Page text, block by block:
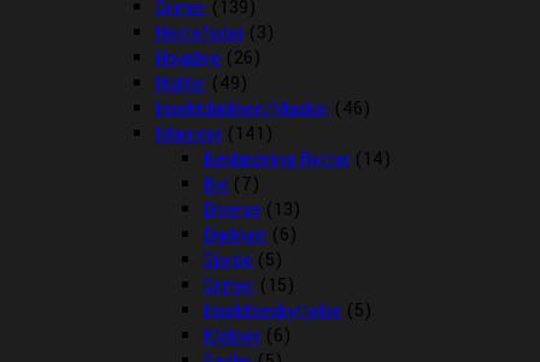
Grimer (139)
Hestefoder (3)
Hovpleje (26)
Hutter (49)
Insektdækken/Masker (46)
Islænder (141)
Beklædning Rytter (14)
Bid (7)
Diverse (13)
Dækken (6)
Gjorde (5)
Grimer (15)
Insektbeskyttelse (5)
Klokker (6)